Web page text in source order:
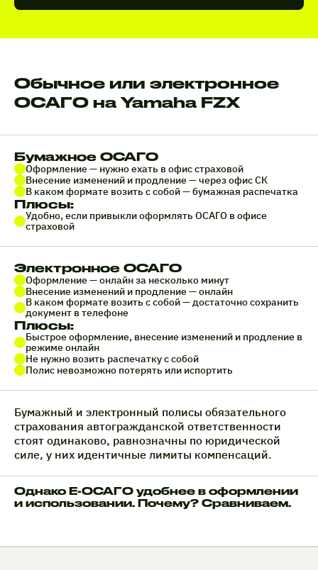
Обычное или электронное
ОСАГО на Yamaha FZX
Бумажное ОСАГО
Оформление — нужно ехать в офис страховой
Внесение изменений и продление — через офис СК
В каком формате возить с собой — бумажная распечатка
Плюсы:
Удобно, если привыкли оформлять ОСАГО в офисе
страховой
Электронное ОСАГО
Оформление — онлайн за несколько минут
Внесение изменений и продление — онлайн
В каком формате возить с собой — достаточно сохранить
документ в телефоне
Плюсы:
Быстрое оформление, внесение изменений и продление в
режиме онлайн
Не нужно возить распечатку с собой
Полис невозможно потерять или испортить
Бумажный и электронный полисы обязательного
страхования автогражданской ответственности
стоят одинаково, равнозначны по юридической
силе, у них идентичные лимиты компенсаций.
Однако Е-ОСАГО удобнее в оформлении
и использовании. Почему? Сравниваем.